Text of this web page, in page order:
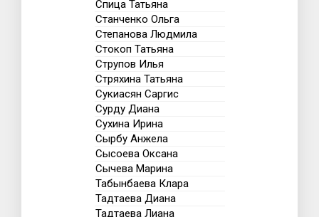
Спица Татьяна
Станченко Ольга
Степанова Людмила
Стокоп Татьяна
Струпов Илья
Стряхина Татьяна
Сукиасян Саргис
Сурду Диана
Сухина Ирина
Сырбу Анжела
Сысоева Оксана
Сычева Марина
Табынбаева Клара
Тадтаева Диана
Тадтаева Лиана